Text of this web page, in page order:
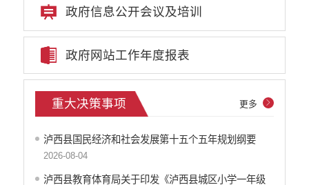
财政资金直达基层
财政预决算
乡村振兴
公务员管理
疫情防控
稳岗就业
养老服务
社会救助
生态环境
政府信息公开会议及培训
政府网站工作年度报表
重大决策事项
泸西县国民经济和社会发展第十五个五年规划纲要
2026-08-04
泸西县教育体育局关于印发《泸西县城区小学一年级
更多